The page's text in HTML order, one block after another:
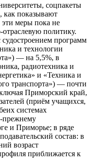
соцпакеты
как показывают
меры пока не
политику.
программ
и технологии
— на 5,5%, в
радиотехника и
и «Техника и
транспорта») — почти
Приморский край,
(приём учащихся,
системах
прежнему
и Приморье; в ряде
состав: в
возраст
приближается к